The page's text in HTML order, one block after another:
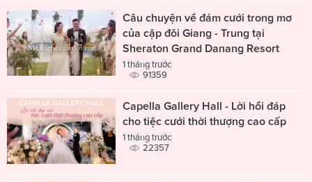
Câu chuyện về đám cưới trong mơ
của cặp đôi Giang - Trung tại
Sheraton Grand Danang Resort
1 tháng trước
91359
Capella Gallery Hall - Lời hồi đáp
cho tiệc cưới thời thượng cao cấp
1 tháng trước
22357